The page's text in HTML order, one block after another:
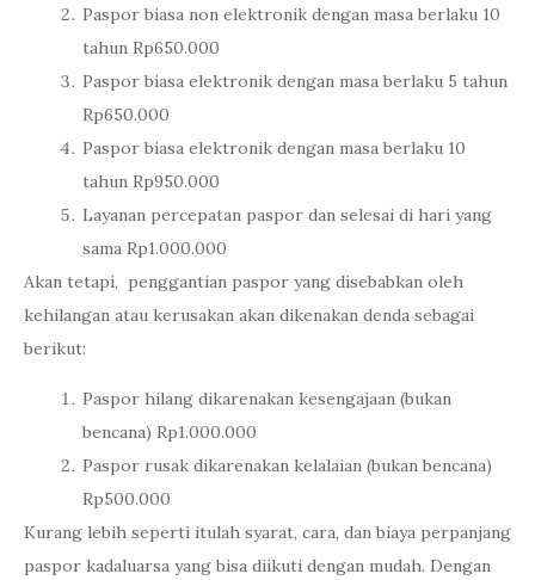
Paspor biasa non elektronik dengan masa berlaku 10
tahun Rp650.000
Paspor biasa elektronik dengan masa berlaku 5 tahun
Rp650.000
Paspor biasa elektronik dengan masa berlaku 10
tahun Rp950.000
Layanan percepatan paspor dan selesai di hari yang
sama Rp1.000.000
Akan tetapi, penggantian paspor yang disebabkan oleh
kehilangan atau kerusakan akan dikenakan denda sebagai
berikut:
Paspor hilang dikarenakan kesengajaan (bukan
bencana) Rp1.000.000
Paspor rusak dikarenakan kelalaian (bukan bencana)
Rp500.000
Kurang lebih seperti itulah syarat, cara, dan biaya perpanjang
paspor kadaluarsa yang bisa diikuti dengan mudah. Dengan